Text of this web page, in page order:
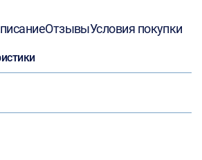
ОтзывыУсловия покупки